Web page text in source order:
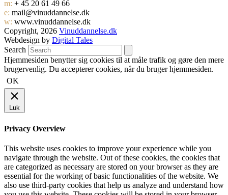
m: + 45 20 61 49 66
e: mail@vinuddannelse.dk
w: www.vinuddannelse.dk
Copyright, 2026 Vinuddannelse.dk
Webdesign by Digital Tales
Search
Hjemmesiden benytter sig cookies til at måle trafik og gøre den mere
brugervenlig. Du accepterer cookies, når du bruger hjemmesiden.
OK
Luk
Privacy Overview
This website uses cookies to improve your experience while you
navigate through the website. Out of these cookies, the cookies that
are categorized as necessary are stored on your browser as they are
essential for the working of basic functionalities of the website. We
also use third-party cookies that help us analyze and understand how